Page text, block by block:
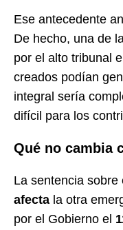
Ese antecedente
De hecho, una de
por el alto tribunal
creados podían
integral sería
difícil para los
Qué no cambia
La sentencia
afecta la otra
por el Gobierno el